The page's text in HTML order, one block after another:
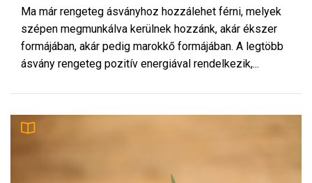
Ma már rengeteg ásványhoz hozzálehet férni, melyek
szépen megmunkálva kerülnek hozzánk, akár ékszer
formájában, akár pedig marokkő formájában. A legtöbb
ásvány rengeteg pozitív energiával rendelkezik,...